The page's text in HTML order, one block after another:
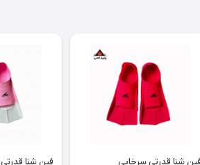
فین شنا قدرتی سرخابی فین شنا